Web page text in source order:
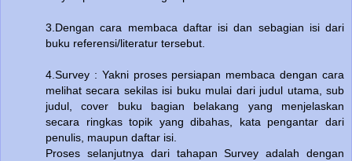
3.Dengan cara membaca daftar isi dan sebagian isi dari
buku referensi/literatur tersebut.
4.Survey : Yakni proses persiapan membaca dengan cara
melihat secara sekilas isi buku mulai dari judul utama, sub
judul, cover buku bagian belakang yang menjelaskan
secara ringkas topik yang dibahas, kata pengantar dari
penulis, maupun daftar isi.
Proses selanjutnya dari tahapan Survey adalah dengan